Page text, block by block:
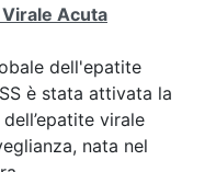
Acuta
dell'epatite
è stata attivata la
virale
nata nel